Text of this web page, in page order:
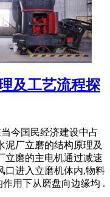
及工艺流程探
今国民经济建设中占
泥厂立磨的结构原理及
立磨的主电机通过减速
口进入立磨机体内,物料
用下从磨盘向边缘均 .